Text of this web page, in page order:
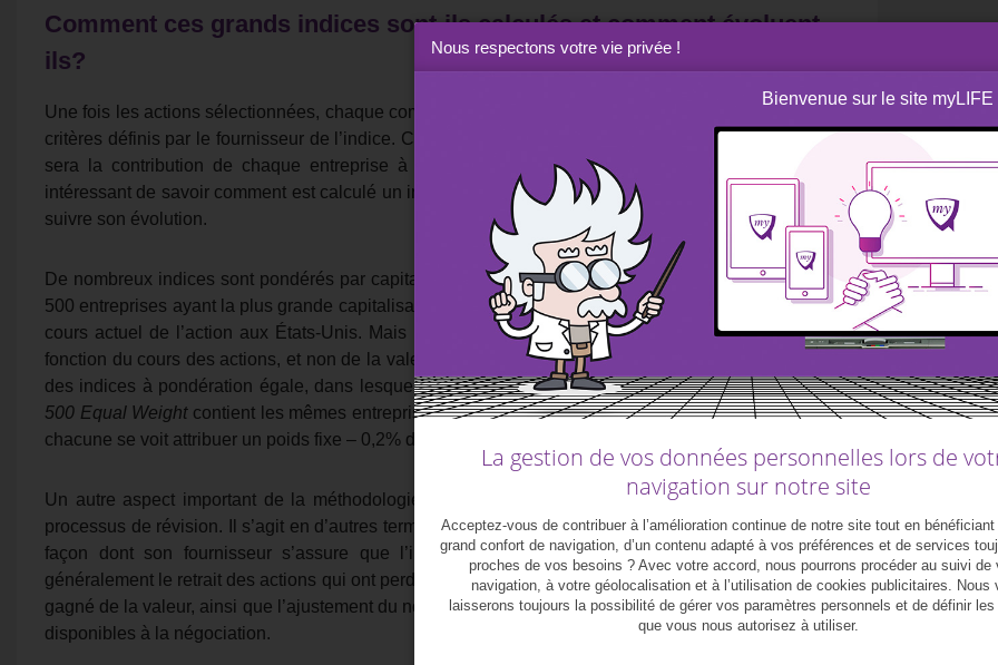
Comment ces grands indices sont-ils calculés et comment évoluent-
ils?
Une fois les actions sélectionnées, chaque composante est pondérée par rapport aux autres selon les
critères définis par le fournisseur de l’indice. Ce système de pondération permet de déterminer quelle
sera la contribution de chaque entreprise à la performance globale de l’indice. Il est également
intéressant de savoir comment est calculé un indice afin de bien comprendre ce qu’il représente et de
suivre son évolution.
De nombreux indices sont pondérés par capitalisation, comme le S&P 500. Ce dernier comprend les
500 entreprises ayant la plus grande capitalisation – le nombre d’actions en circulation multiplié par le
cours actuel de l’action aux États-Unis. Mais l’indice
Dow Jones Industrial Averageest pondéré en
fonction du cours des actions, et non de la valeur boursière totale des entreprises; il existe également
des indices à pondération égale, dans lesquels chaque composante a le même poids. L’indiceS&P
500 Equal Weightcontient les mêmes entreprises que le S&P 500 pondérées par capitalisation, mais
chacune se voit attribuer un poids fixe – 0,2% du total de l’indice – à chaque rééquilibrage trimestriel.
Un autre aspect important de la méthodologie de l’indice mérite d’être pris en compte, à savoir le
processus de révision. Il s’agit en d’autres termes des modalités de gestion continue de l’indice, de la
façon dont son fournisseur s’assure que l’indice reste conforme à son objectif. Cela implique
généralement le retrait des actions qui ont perdu de la valeur et leur remplacement par d’autres qui ont
gagné de la valeur, ainsi que l’ajustement du nombre d’actions afin de refléter le nombre réel d’actions
disponibles à la négociation.
Nous respectons votre vie privée !
Bienvenue sur le site myLIFE
La gestion de vos données personnelles lors de
navigation sur notre site
Acceptez-vous de contribuer à l’amélioration continue de notre site tout en bénéficiant
grand confort de navigation, d’un contenu adapté à vos préférences et de services
proches de vos besoins ? Avec votre accord, nous pourrons procéder au suivi de
navigation, à votre géolocalisation et à l’utilisation de cookies publicitaires. Nous
laisserons toujours la possibilité de gérer vos paramètres personnels et de définir
que vous nous autorisez à utiliser.